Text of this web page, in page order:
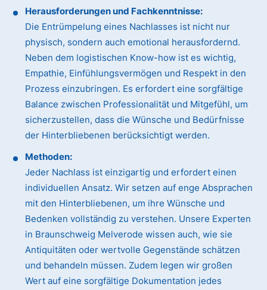
Herausforderungen und Fachkenntnisse:
Die Entrümpelung eines Nachlasses ist nicht nur
physisch, sondern auch emotional herausfordernd.
Neben dem logistischen Know-how ist es wichtig,
Empathie, Einfühlungsvermögen und Respekt in den
Prozess einzubringen. Es erfordert eine sorgfältige
Balance zwischen Professionalität und Mitgefühl, um
sicherzustellen, dass die Wünsche und Bedürfnisse
der Hinterbliebenen berücksichtigt werden.
Methoden:
Jeder Nachlass ist einzigartig und erfordert einen
individuellen Ansatz. Wir setzen auf enge Absprachen
mit den Hinterbliebenen, um ihre Wünsche und
Bedenken vollständig zu verstehen. Unsere Experten
in Braunschweig Melverode wissen auch, wie sie
Antiquitäten oder wertvolle Gegenstände schätzen
und behandeln müssen. Zudem legen wir großen
Wert auf eine sorgfältige Dokumentation jedes